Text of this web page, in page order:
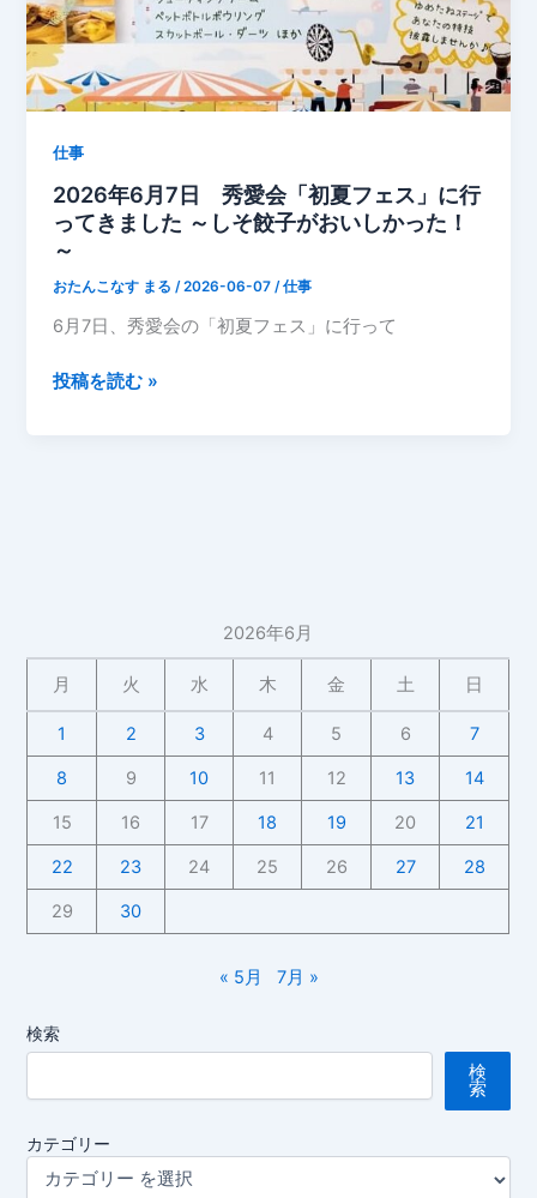
7
日】
仕事
2026年6月7日 秀愛会「初夏フェス」に行
ってきました ～しそ餃子がおいしかった！
～
おたんこなす まる/2026-06-07/仕事
6月7日、秀愛会の「初夏フェス」に行って
2026
フ
ェ
ス」
に
行
っ
て
し
餃
が
お
投稿を読む »
2026年6月
月 火 水 木 金 土 日
1 2 3 4 5 6 7
8 9 10 11 12 13 14
15 16 17 18 19 20 21
22 23 24 25 26 27 28
29 30
« 5月 7月 »
検索
検
索
カテゴリー